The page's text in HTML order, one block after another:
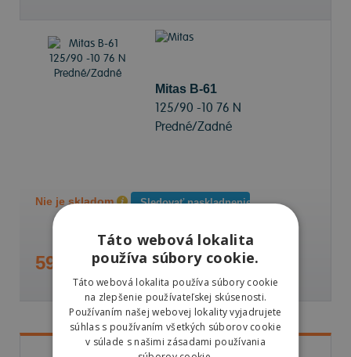
Mitas B-61
125/90 -10 76 N
Predné/Zadné
Nie je skladom Sledovať naskladnenie
59,07 €
Táto webová lokalita
používa súbory cookie.
Táto webová lokalita používa súbory cookie
na zlepšenie používateľskej skúsenosti.
Používaním našej webovej lokality vyjadrujete
súhlas s používaním všetkých súborov cookie
v súlade s našimi zásadami používania